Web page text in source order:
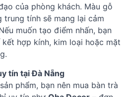
của phòng khách. Màu gỗ
tính sẽ mang lại cảm
muốn tạo điểm nhấn, bạn
hợp kính, kim loại hoặc mặt
tín tại Đà Nẵng
phẩm, bạn nên mua bàn trà